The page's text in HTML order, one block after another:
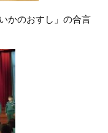
かのおすし」の合言